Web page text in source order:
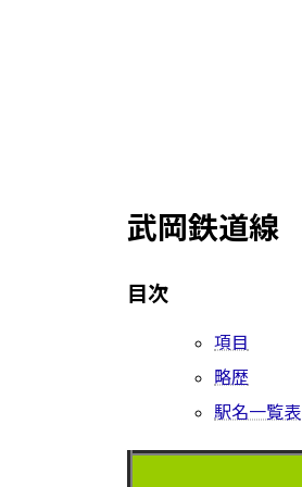
武岡鉄道線
目次
項目
略歴
駅名一覧表